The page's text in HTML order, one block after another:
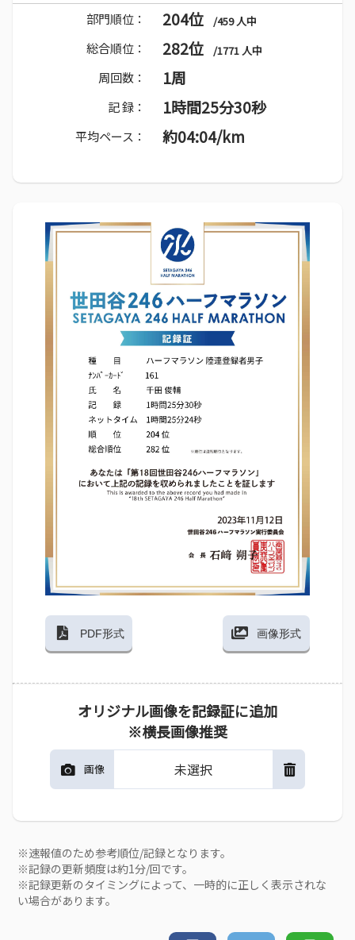
部門順位： 204位 /459 人中
総合順位： 282位 /1771 人中
周回数： 1周
記 録： 1時間25分30秒
平均ペース： 約04:04/km
PDF形式 画像形式
オリジナル画像を記録証に追加
※横長画像推奨
画像 未選択
※速報値のため参考順位/記録となります。
※記録の更新頻度は約1分/回です。
※記録更新のタイミングによって、一時的に正しく表示されな
い場合があります。